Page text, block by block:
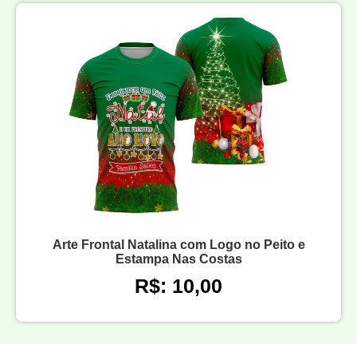
Arte Frontal Natalina com Logo no Peito e
Estampa Nas Costas
R$: 10,00